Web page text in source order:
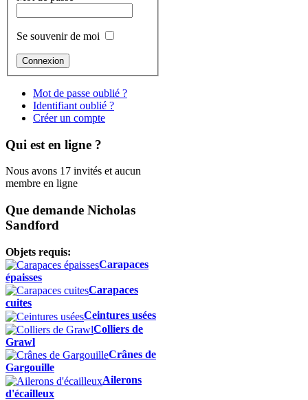
Se souvenir de moi
Mot de passe oublié ?
Identifiant oublié ?
Créer un compte
Qui est en ligne ?
Nous avons 17 invités et aucun
membre en ligne
Que demande Nicholas
Sandford
Objets requis:
Carapaces
épaisses
Carapaces
cuites
Ceintures usées
Colliers de
Grawl
Crânes de
Gargouille
Ailerons
d'écailleux